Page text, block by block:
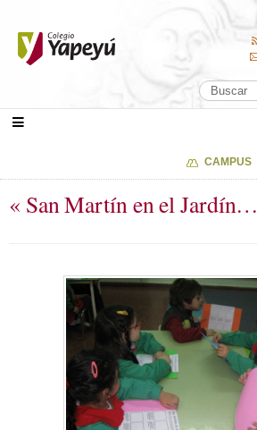
CAMPUS
« San Martín en el Jardín…